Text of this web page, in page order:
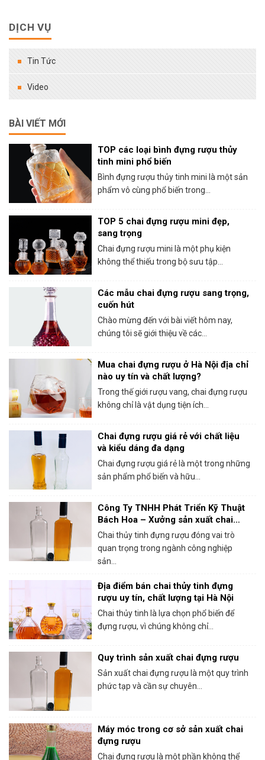
DỊCH VỤ
Tin Tức
Video
BÀI VIẾT MỚI
TOP các loại bình đựng rượu thủy
tinh mini phổ biến
Bình đựng rượu thủy tinh mini là một sản
phẩm vô cùng phổ biến trong...
TOP 5 chai đựng rượu mini đẹp,
sang trọng
Chai đựng rượu mini là một phụ kiện
không thể thiếu trong bộ sưu tập...
Các mẫu chai đựng rượu sang trọng,
cuốn hút
Chào mừng đến với bài viết hôm nay,
chúng tôi sẽ giới thiệu về các...
Mua chai đựng rượu ở Hà Nội địa chỉ
nào uy tín và chất lượng?
Trong thế giới rượu vang, chai đựng rượu
không chỉ là vật dụng tiện ích...
Chai đựng rượu giá rẻ với chất liệu
và kiểu dáng đa dạng
Chai đựng rượu giá rẻ là một trong những
sản phẩm phổ biến và hữu...
Công Ty TNHH Phát Triển Kỹ Thuật
Bách Hoa – Xưởng sản xuất chai
thủy tinh đựng rượu chất lượng
Chai thủy tinh đựng rượu đóng vai trò
quan trọng trong ngành công nghiệp
sản...
Địa điểm bán chai thủy tinh đựng
rượu uy tín, chất lượng tại Hà Nội
Chai thủy tinh là lựa chọn phổ biến để
đựng rượu, vì chúng không chỉ...
Quy trình sản xuất chai đựng rượu
Sản xuất chai đựng rượu là một quy trình
phức tạp và cần sự chuyên...
Máy móc trong cơ sở sản xuất chai
đựng rượu
Chai đựng rượu là một phần không thể